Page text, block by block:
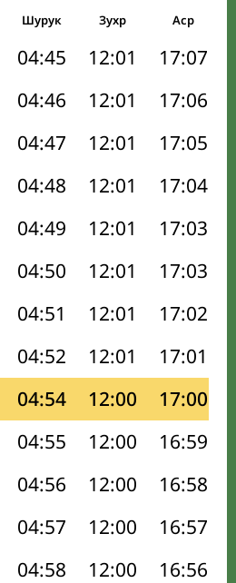
Шурук Зухр Аср
04:45 12:01 17:07
04:46 12:01 17:06
04:47 12:01 17:05
04:48 12:01 17:04
04:49 12:01 17:03
04:50 12:01 17:03
04:51 12:01 17:02
04:52 12:01 17:01
04:54 12:00 17:00
04:55 12:00 16:59
04:56 12:00 16:58
04:57 12:00 16:57
04:58 12:00 16:56